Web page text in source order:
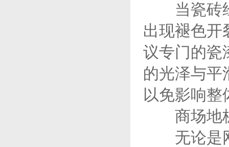
当瓷砖经
出现褪色开
议专门的瓷
的光泽与平
以免影响整
商场地板
无论是网